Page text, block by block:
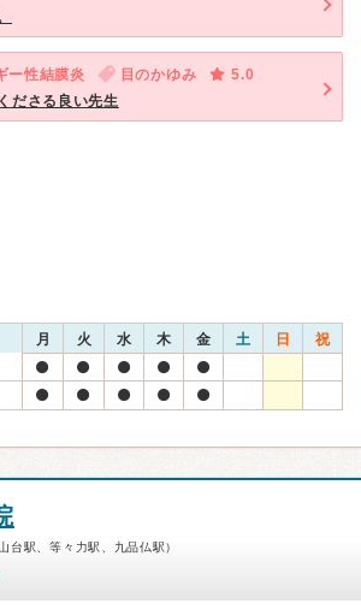
ー性結膜炎 目のかゆみ
5.0
ださる良い先生
月 火 水 木 金 土 日 祝
台駅、等々力駅、九品仏駅）